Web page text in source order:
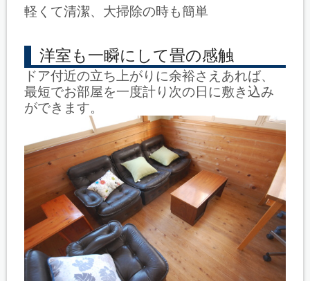
軽くて清潔、大掃除の時も簡単
洋室も一瞬にして畳の感触
ドア付近の立ち上がりに余裕さえあれば、
最短でお部屋を一度計り次の日に敷き込み
ができます。